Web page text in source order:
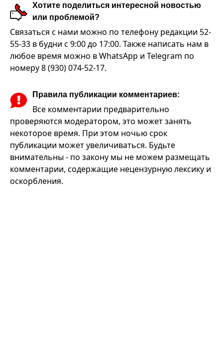
Хотите поделиться интересной новостью
или проблемой?
Связаться с нами можно по телефону редакции 52-
55-33 в будни с 9:00 до 17:00. Также написать нам в
любое время можно в WhatsApp и Telegram по
номеру 8 (930) 074-52-17.
Правила публикации комментариев:
Все комментарии предварительно
проверяются модератором, это может занять
некоторое время. При этом ночью срок
публикации может увеличиваться. Будьте
внимательны - по закону мы не можем размещать
комментарии, содержащие нецензурную лексику и
оскорбления.